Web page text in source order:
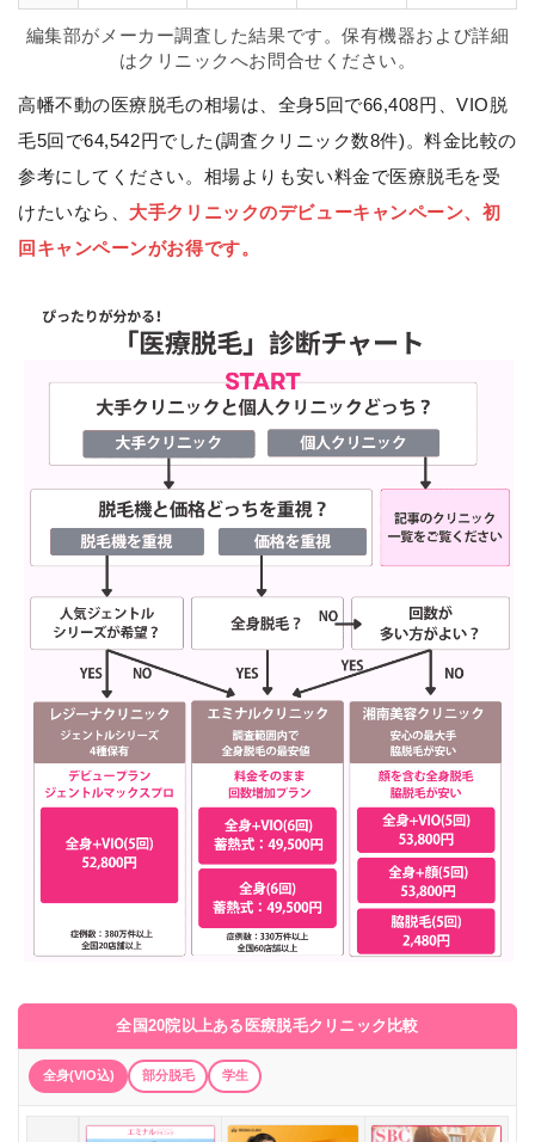
編集部がメーカー調査した結果です。保有機器および詳細
はクリニックへお問合せください。
高幡不動の医療脱毛の相場は、全身5回で66,408円、VIO脱
毛5回で64,542円でした(調査クリニック数8件)。料金比較の
参考にしてください。相場よりも安い料金で医療脱毛を受
けたいなら、 大手クリニックのデビューキャンペーン、初
回キャンペーンがお得です。
全国20院以上ある医療脱毛クリニック比較
全身(VIO込) 部分脱毛 学生